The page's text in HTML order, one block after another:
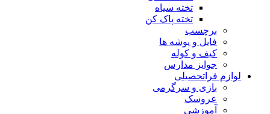
تخته سیاه
تخته پاک کن
برچسب
فایل و پوشه ها
کیف و کوله
جوایز مدارس
لوازم فراتحصیلی
بازی و سرگرمی
عروسک
آموزشی